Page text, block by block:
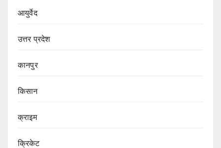
आयुर्वेद
उत्तर प्रदेश
कानपुर
किसान
क्राइम
क्रिकेट